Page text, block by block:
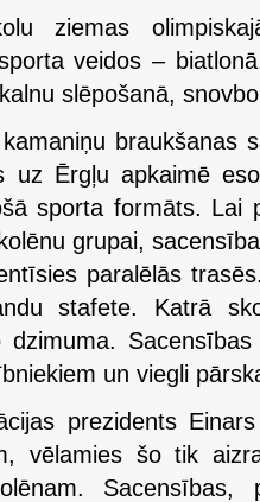
ziemas
veidos –
slēpošanā,
braukšanas
uz Ērgļu apkaimē
sporta formāts. Lai
grupai,
paralēlās
stafete. Katrā
un viegli
prezidents
vēlamies šo tik